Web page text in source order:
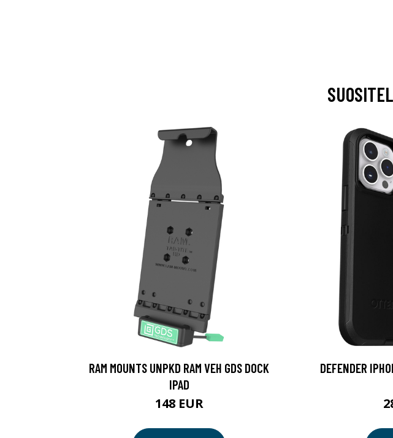
RAM MOUNTS UNPKD RAM VEH GDS DOCK
IPAD
148 EUR
DEFENDER